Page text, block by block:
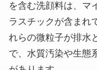
を含む洗顔料は、マ
ラスチックが含まれ
れらの微粒子が排水
で、水質汚染や生態